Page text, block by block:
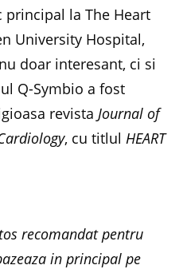
principal la The Heart
University Hospital,
doar interesant, ci si
Q-Symbio a fost
revista Journal of
, cu titlul HEART
recomandat pentru
in principal pe